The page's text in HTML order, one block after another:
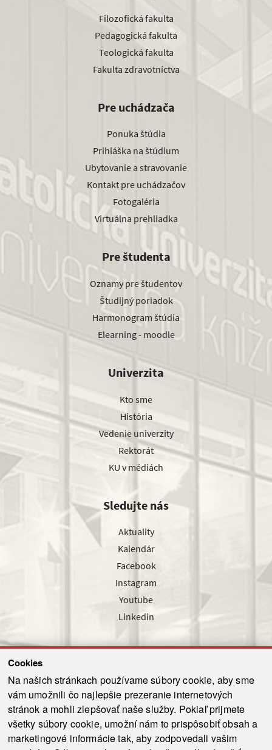
Cookies
Na našich stránkach používame súbory cookie, aby sme
vám umožnili čo najlepšie prezeranie internetových
stránok a mohli zlepšovať naše služby. Pokiaľ prijmete
všetky súbory cookie, umožní nám to prispôsobiť obsah a
marketingové informácie tak, aby zodpovedali vašim
Filozofická fakulta
Pedagogická fakulta
Teologická fakulta
Fakulta zdravotníctva
Pre uchádzača
Ponuka štúdia
Prihláška na štúdium
Ubytovanie a stravovanie
Kontakt pre uchádzačov
Fotogaléria
Virtuálna prehliadka
Pre študenta
Oznamy pre študentov
Študijný poriadok
Harmonogram štúdia
Elearning - moodle
Univerzita
Kto sme
História
Vedenie univerzity
Rektorát
KU v médiách
Sledujte nás
Aktuality
Kalendár
Facebook
Instagram
Youtube
Linkedin
Odoslať